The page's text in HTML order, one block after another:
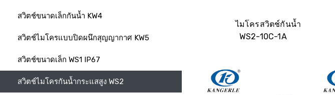
สวิตช์ขนาดเล็กกันน้ำ KW4
สวิตช์ไมโครแบบปิดผนึกสุญญากาศ KW5
สวิตช์ขนาดเล็ก WS1 IP67
สวิตช์ไมโครกันน้ำกระแสสูง WS2
ไมโครสวิตช์กันน้ำ
WS2-10C-1A